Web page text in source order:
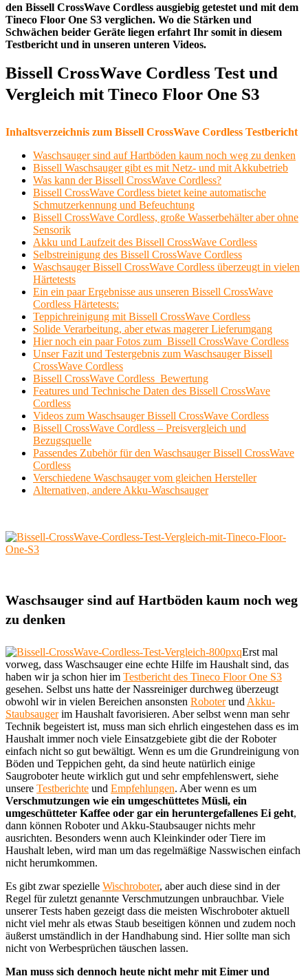
den Bissell CrossWave Cordless ausgiebig getestet und mit dem
Tineco Floor One S3 verglichen. Wo die Stärken und
Schwächen beider Geräte liegen erfahrt Ihr somit in diesem
Testbericht und in unseren unteren Videos.
Bissell CrossWave Cordless Test und
Vergleich mit Tineco Floor One S3
Inhaltsverzeichnis zum Bissell CrossWave Cordless Testbericht
Waschsauger sind auf Hartböden kaum noch weg zu denken
Bissell Waschsauger gibt es mit Netz- und mit Akkubetrieb
Was kann der Bissell CrossWave Cordless?
Bissell CrossWave Cordless bietet keine automatische
Schmutzerkennung und Befeuchtung
Bissell CrossWave Cordless, große Wasserbehälter aber ohne
Sensorik
Akku und Laufzeit des Bissell CrossWave Cordless
Selbstreinigung des Bissell CrossWave Cordless
Waschsauger Bissell CrossWave Cordless überzeugt in vielen
Härtetests
Ein ein paar Ergebnisse aus unseren Bissell CrossWave
Cordless Härtetests:
Teppichreinigung mit Bissell CrossWave Cordless
Solide Verarbeitung, aber etwas magerer Lieferumgang
Hier noch ein paar Fotos zum Bissell CrossWave Cordless
Unser Fazit und Testergebnis zum Waschsauger Bissell
CrossWave Cordless
Bissell CrossWave Cordless Bewertung
Features und Technische Daten des Bissell CrossWave
Cordless
Videos zum Waschsauger Bissell CrossWave Cordless
Bissell CrossWave Cordless – Preisvergleich und
Bezugsquelle
Passendes Zubehör für den Waschsauger Bissell CrossWave
Cordless
Verschiedene Waschsauger vom gleichen Hersteller
Alternativen, andere Akku-Waschsauger
Waschsauger sind auf Hartböden kaum noch weg
zu denken
Erst mal
vorweg, dass Waschsauger eine echte Hilfe im Haushalt sind, das
haben wir ja schon hier im Testbericht des Tineco Floor One S3
gesehen. Selbst uns hatte der Nassreiniger durchweg überzeugt
obwohl wir in vielen Bereichen ansonsten Roboterund Akku-
Staubsaugerim Haushalt favorisieren. Aber selbst wenn man sehr
Technik begeistert ist, muss man sich ehrlich eingestehen dass es im
Haushalt immer noch viele Einsatzgebiete gibt die der Roboter
einfach nicht so gut bewältigt. Wenn es um die Grundreinigung von
Böden und Teppichen geht, da sind heute natürlich einige
Saugroboter heute wirklich gut und sehr empfehlenswert, siehe
unsere Testberichte und Empfehlungen. Aber wenn es um
Verschmutzungen wie ein umgeschüttetes Müsli, ein
umgeschütteter Kaffee oder gar ein heruntergefallenes Ei geht,
dann können Roboter und Akku-Staubsauger nichts mehr
ausrichten. Besonders wenn auch Kleinkinder oder Tiere im
Haushalt leben, wird man um das regelmäßige Nasswischen einfach
nicht herumkommen.
Es gibt zwar spezielle Wischroboter, aber auch diese sind in der
Regel für zuletzt genannte Verschmutzungen unbrauchbar. Viele
unserer Tests haben gezeigt dass die meisten Wischroboter aktuell
nicht viel mehr als etwas Staub beseitigen können und zudem noch
äußerst umständlich in der Handhabung sind. Hier sollte man sich
nicht von Werbesprüchen täuschen lassen.
Man muss sich dennoch heute nicht mehr mit Eimer und